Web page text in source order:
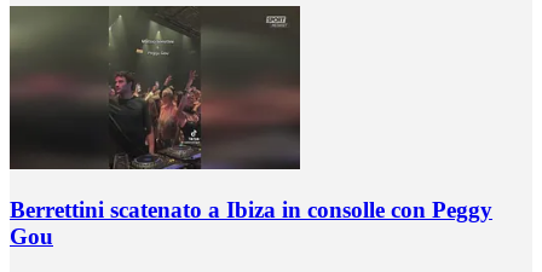
Berrettini scatenato a Ibiza in consolle con Peggy
Gou